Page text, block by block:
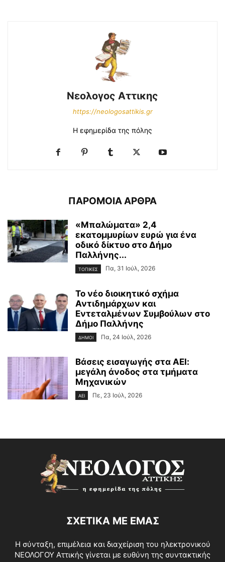
Νεολογος Αττικης
https://neologosattikis.gr
Η εφημερίδα της πόλης
ΠΑΡΟΜΟΙΑ ΑΡΘΡΑ
«Μπαλώματα» 2,4
εκατομμυρίων ευρώ για ένα
οδικό δίκτυο στο Δήμο
Παλλήνης...
ΤΟΠΙΚΕΣ Πα, 31 Ιούλ, 2026
Το νέο διοικητικό σχήμα
Αντιδημάρχων και
Εντεταλμένων Συμβούλων στο
Δήμο Παλλήνης
ΔΗΜΟΙ Πα, 24 Ιούλ, 2026
Βάσεις εισαγωγής στα ΑΕΙ:
μεγάλη άνοδος στα τμήματα
Μηχανικών
ΑΕΙ Πε, 23 Ιούλ, 2026
ΣΧΕΤΙΚΑ ΜΕ ΕΜΑΣ
Η σύνταξη, επιμέλεια και διαχείριση του ηλεκτρονικού
ΝΕΟΛΟΓΟΥ Αττικής γίνεται με ευθύνη της συντακτικής